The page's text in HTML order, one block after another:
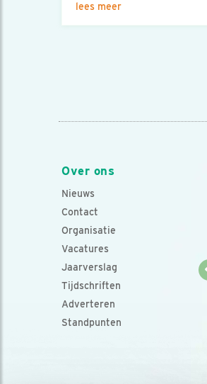
lees meer
Over ons
Nieuws
Contact
Organisatie
Vacatures
Jaarverslag
Tijdschriften
Adverteren
Standpunten